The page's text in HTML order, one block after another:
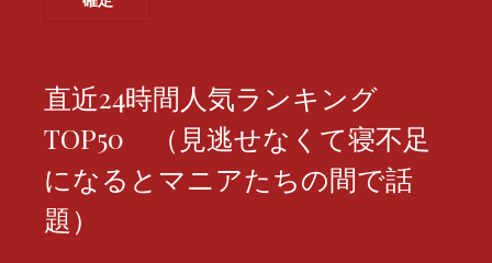
直近24時間人気ランキング
TOP50 （見逃せなくて寝不足
になるとマニアたちの間で話
題）